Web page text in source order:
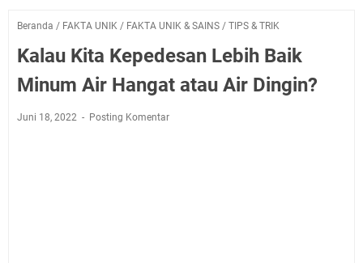
Beranda / FAKTA UNIK / FAKTA UNIK & SAINS / TIPS & TRIK
Kalau Kita Kepedesan Lebih Baik
Minum Air Hangat atau Air Dingin?
Juni 18, 2022 Posting Komentar